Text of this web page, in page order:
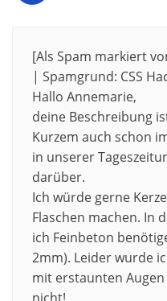
[Als Spam markiert
| Spamgrund: CSS
Hallo Annemarie,
deine Beschreibung
Kurzem auch schon
in unserer
darüber.
Ich würde gerne
Flaschen machen. In
ich Feinbeton
2mm). Leider wurde
mit erstaunten